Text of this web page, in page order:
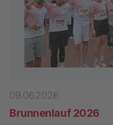
09.06.2026
Brunnenlauf 2026